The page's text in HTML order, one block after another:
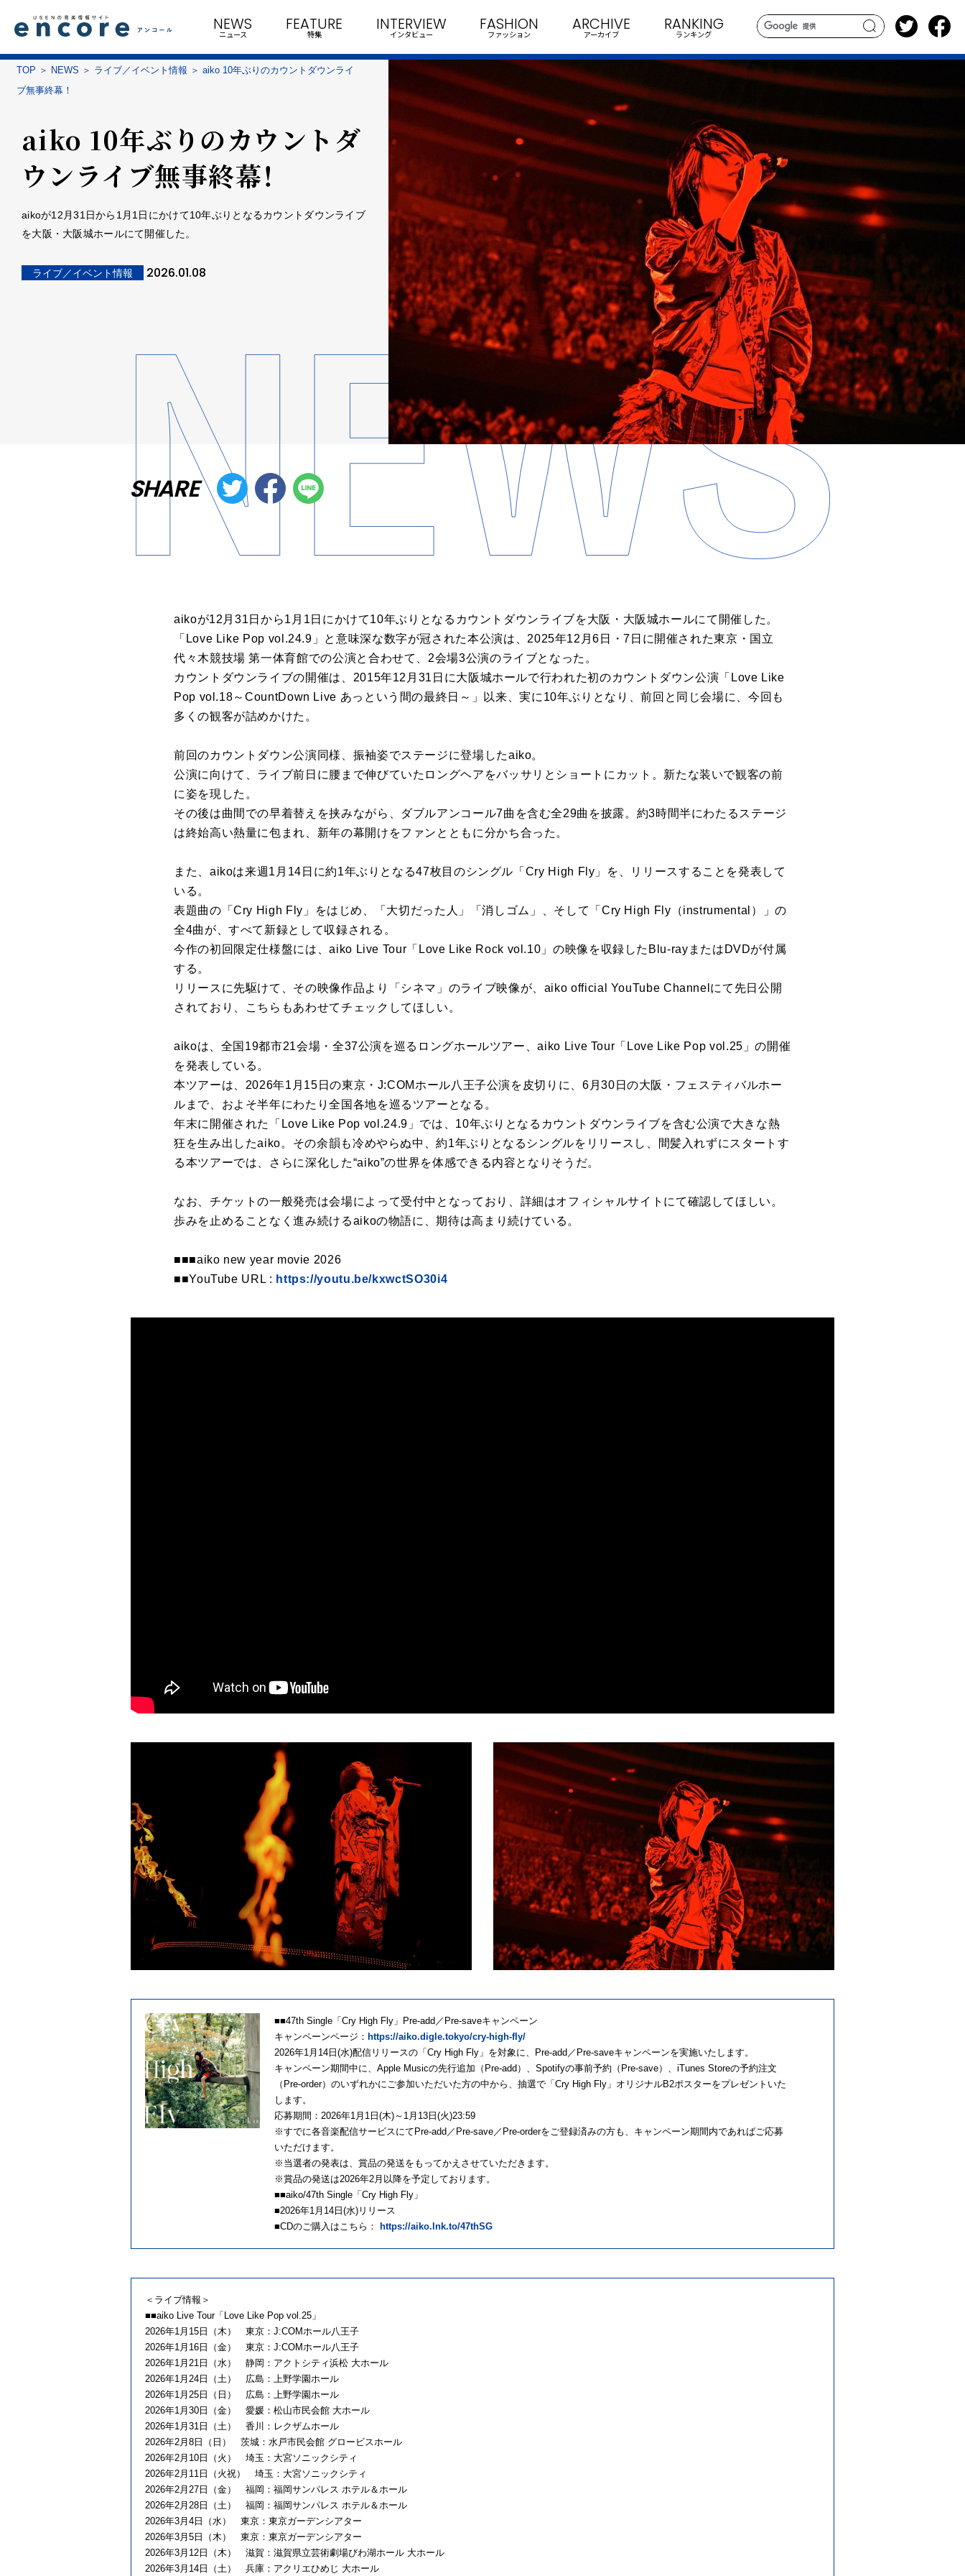
search
NEWS
ニュース
FEATURE
特集
INTERVIEW
インタビュー
FASHION
ファッション
ARCHIVE
アーカイブ
RANKING
ランキング
TOP NEWS ライブ／イベント情報
aiko 10年ぶりのカウントダウンライ
ブ無事終幕！
aiko 10年ぶりのカウントダ
ウンライブ無事終幕！
aikoが12月31日から1月1日にかけて10年ぶりとなるカウントダウンライブ
を大阪・大阪城ホールにて開催した。
ライブ／イベント情報 2026.01.08
SHARE
aikoが12月31日から1月1日にかけて10年ぶりとなるカウントダウンライブを大阪・大阪城ホールにて開催した。
「Love Like Pop vol.24.9」と意味深な数字が冠された本公演は、2025年12月6日・7日に開催された東京・国立
代々木競技場 第一体育館での公演と合わせて、2会場3公演のライブとなった。
カウントダウンライブの開催は、2015年12月31日に大阪城ホールで行われた初のカウントダウン公演「Love Like
Pop vol.18～CountDown Live あっという間の最終日～」以来、実に10年ぶりとなり、前回と同じ会場に、今回も
多くの観客が詰めかけた。
前回のカウントダウン公演同様、振袖姿でステージに登場したaiko。
公演に向けて、ライブ前日に腰まで伸びていたロングヘアをバッサリとショートにカット。新たな装いで観客の前
に姿を現した。
その後は曲間での早着替えを挟みながら、ダブルアンコール7曲を含む全29曲を披露。約3時間半にわたるステージ
は終始高い熱量に包まれ、新年の幕開けをファンとともに分かち合った。
また、aikoは来週1月14日に約1年ぶりとなる47枚目のシングル「Cry High Fly」を、リリースすることを発表して
いる。
表題曲の「Cry High Fly」をはじめ、「大切だった人」「消しゴム」、そして「Cry High Fly（instrumental）」の
全4曲が、すべて新録として収録される。
今作の初回限定仕様盤には、aiko Live Tour「Love Like Rock vol.10」の映像を収録したBlu-rayまたはDVDが付属
する。
リリースに先駆けて、その映像作品より「シネマ」のライブ映像が、aiko official YouTube Channelにて先日公開
されており、こちらもあわせてチェックしてほしい。
aikoは、全国19都市21会場・全37公演を巡るロングホールツアー、aiko Live Tour「Love Like Pop vol.25」の開催
を発表している。
本ツアーは、2026年1月15日の東京・J:COMホール八王子公演を皮切りに、6月30日の大阪・フェスティバルホー
ルまで、およそ半年にわたり全国各地を巡るツアーとなる。
年末に開催された「Love Like Pop vol.24.9」では、10年ぶりとなるカウントダウンライブを含む公演で大きな熱
狂を生み出したaiko。その余韻も冷めやらぬ中、約1年ぶりとなるシングルをリリースし、間髪入れずにスタートす
る本ツアーでは、さらに深化した“aiko”の世界を体感できる内容となりそうだ。
なお、チケットの一般発売は会場によって受付中となっており、詳細はオフィシャルサイトにて確認してほしい。
歩みを止めることなく進み続けるaikoの物語に、期待は高まり続けている。
■■■aiko new year movie 2026
■■YouTube URL : https://youtu.be/kxwctSO30i4
■■47th Single「Cry High Fly」Pre-add／Pre-saveキャンペーン
キャンペーンページ： https://aiko.digle.tokyo/cry-high-fly/
2026年1月14日(水)配信リリースの「Cry High Fly」を対象に、Pre-add／Pre-saveキャンペーンを実施いたします。
キャンペーン期間中に、Apple Musicの先行追加（Pre-add）、Spotifyの事前予約（Pre-save）、iTunes Storeの予約注文
（Pre-order）のいずれかにご参加いただいた方の中から、抽選で「Cry High Fly」オリジナルB2ポスターをプレゼントいた
します。
応募期間：2026年1月1日(木)～1月13日(火)23:59
※すでに各音楽配信サービスにてPre-add／Pre-save／Pre-orderをご登録済みの方も、キャンペーン期間内であればご応募
いただけます。
※当選者の発表は、賞品の発送をもってかえさせていただきます。
※賞品の発送は2026年2月以降を予定しております。
■■aiko/47th Single「Cry High Fly」
■2026年1月14日(水)リリース
■CDのご購入はこちら：
https://aiko.lnk.to/47thSG
＜ライブ情報＞
■■aiko Live Tour「Love Like Pop vol.25」
2026年1月15日（木） 東京：J:COMホール八王子
2026年1月16日（金） 東京：J:COMホール八王子
2026年1月21日（水） 静岡：アクトシティ浜松 大ホール
2026年1月24日（土） 広島：上野学園ホール
2026年1月25日（日） 広島：上野学園ホール
2026年1月30日（金） 愛媛：松山市民会館 大ホール
2026年1月31日（土） 香川：レクザムホール
2026年2月8日（日） 茨城：水戸市民会館 グロービスホール
2026年2月10日（火） 埼玉：大宮ソニックシティ
2026年2月11日（火祝） 埼玉：大宮ソニックシティ
2026年2月27日（金） 福岡：福岡サンパレス ホテル＆ホール
2026年2月28日（土） 福岡：福岡サンパレス ホテル＆ホール
2026年3月4日（水） 東京：東京ガーデンシアター
2026年3月5日（木） 東京：東京ガーデンシアター
2026年3月12日（木） 滋賀：滋賀県立芸術劇場びわ湖ホール 大ホール
2026年3月14日（土） 兵庫：アクリエひめじ 大ホール